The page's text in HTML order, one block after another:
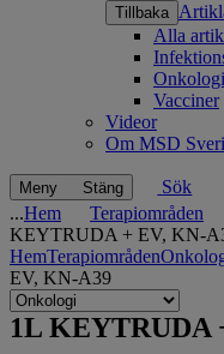
Tillbaka
Alla
Onkologi
Vacciner
Videor
Om MSD
Meny Stäng
Sök
...Hem Terapiområden
KEYTRUDA + EV, KN-
HemTerapiområden
EV, KN-A39
Navigate
to
Related
1L
1L KEYTRUDA